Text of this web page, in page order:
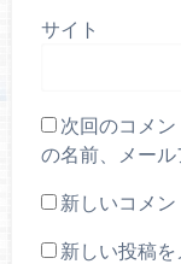
サイト
次回のコメ
の名前、メール
新しいコメ
新しい投稿